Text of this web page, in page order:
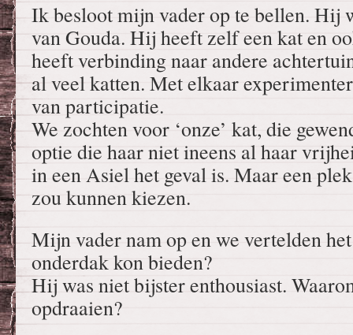
Ik besloot mijn vader op te bellen. Hij
van Gouda. Hij heeft zelf een kat en
heeft verbinding naar andere
al veel katten. Met elkaar
van participatie.
We zochten voor ‘onze’ kat, die
optie die haar niet ineens al haar
in een Asiel het geval is. Maar een
zou kunnen kiezen.
Mijn vader nam op en we vertelden
onderdak kon bieden?
Hij was niet bijster enthousiast.
opdraaien?